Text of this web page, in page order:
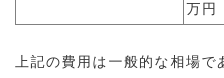
万円
上記の費用は一般的な相場